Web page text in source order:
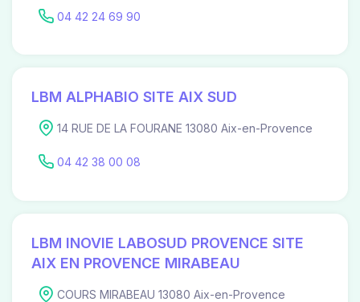
04 42 24 69 90
LBM ALPHABIO SITE AIX SUD
14 RUE DE LA FOURANE 13080 Aix-en-Provence
04 42 38 00 08
LBM INOVIE LABOSUD PROVENCE SITE
AIX EN PROVENCE MIRABEAU
COURS MIRABEAU 13080 Aix-en-Provence